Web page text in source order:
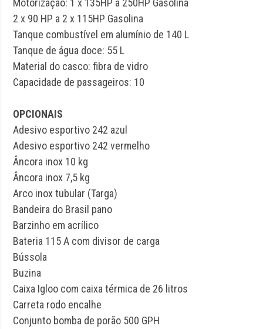
2 x 90 HP a 2 x 115HP Gasolina
Tanque combustível em alumínio de 140 L
Tanque de água doce: 55 L
Material do casco: fibra de vidro
Capacidade de passageiros: 10
OPCIONAIS
Adesivo esportivo 242 azul
Adesivo esportivo 242 vermelho
Âncora inox 10 kg
Âncora inox 7,5 kg
Arco inox tubular (Targa)
Bandeira do Brasil pano
Barzinho em acrílico
Bateria 115 A com divisor de carga
Bússola
Buzina
Caixa Igloo com caixa térmica de 26 litros
Carreta rodo encalhe
Conjunto bomba de porão 500 GPH